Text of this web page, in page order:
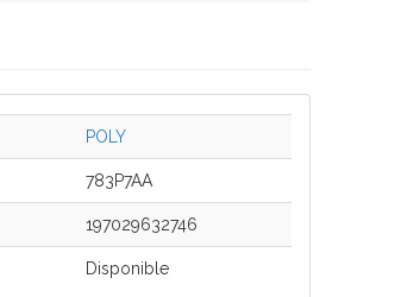
POLY
783P7AA
197029632746
Disponible